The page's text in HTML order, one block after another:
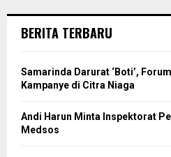
BERITA TERBARU
Samarinda Darurat ‘Boti’,
Kampanye di Citra Niaga
Andi Harun Minta Inspektorat
Medsos